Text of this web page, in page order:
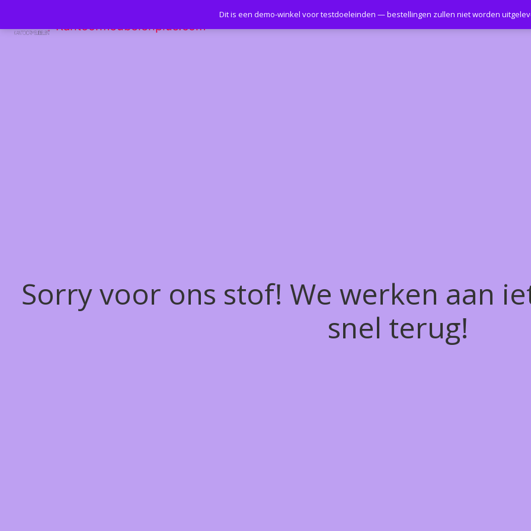
Kantoormeubelenplus.com
Sorry voor ons stof! We werken aan
snel terug!
Dit is een demo-winkel voor testdoeleinden — bestellingen zullen niet worden